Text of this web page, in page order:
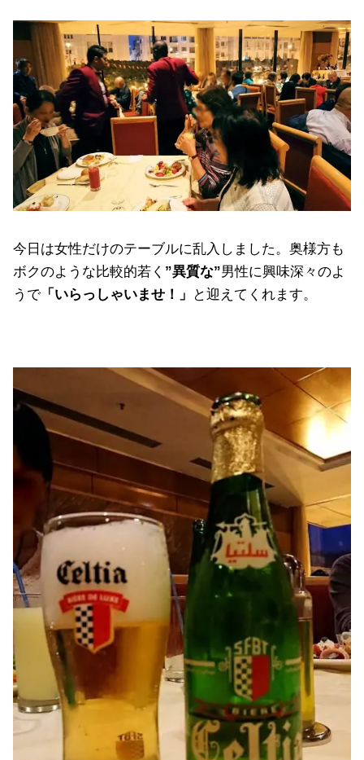
今日は女性だけのテーブルに乱入しました。奥様方も
ボクのような比較的若く ”異質な”男性に興味深々のよ
うで「いらっしゃいませ！」 と迎えてくれます。